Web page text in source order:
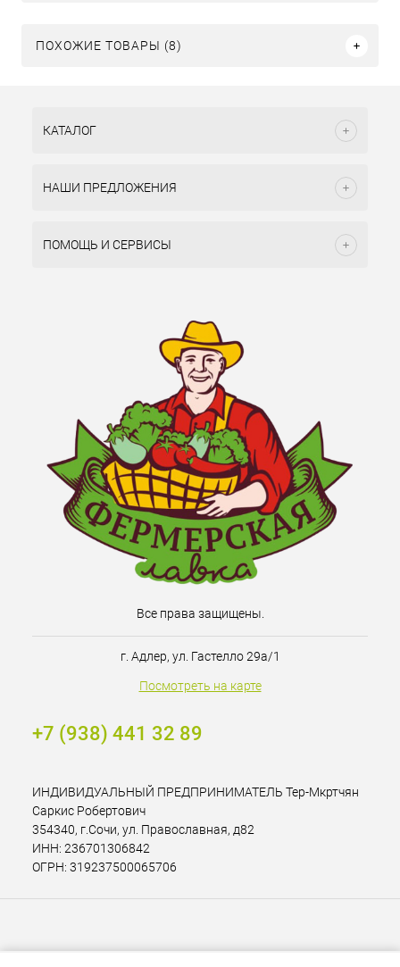
ПОХОЖИЕ ТОВАРЫ (8)
КАТАЛОГ
НАШИ ПРЕДЛОЖЕНИЯ
ПОМОЩЬ И СЕРВИСЫ
Все права защищены.
г. Адлер, ул. Гастелло 29а/1
Посмотреть на карте
+7 (938) 441 32 89
ИНДИВИДУАЛЬНЫЙ ПРЕДПРИНИМАТЕЛЬ Тер-Мкртчян
Саркис Робертович
354340, г.Сочи, ул. Православная, д82
ИНН: 236701306842
ОГРН: 319237500065706